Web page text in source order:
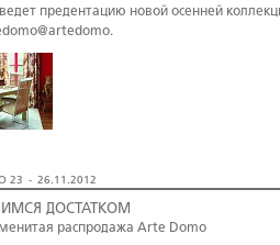
предентацию новой осенней
23 - 26.11.2012
ДОСТАТКОМ
распродажа Arte Domo